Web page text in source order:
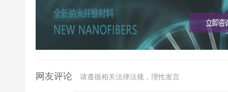
网友评论 请遵循相关法律法规，理性发言